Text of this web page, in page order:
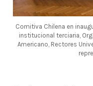
Comitiva Chilena en
institucional terciaria,
Americano, Rectores